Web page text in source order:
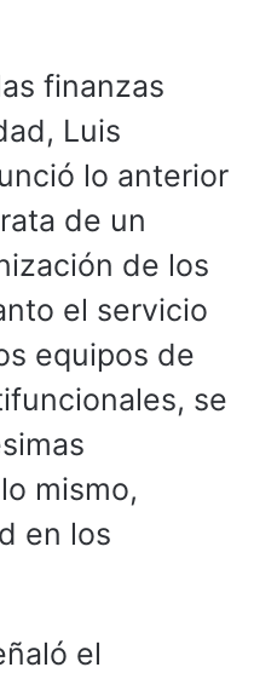
finanzas
Luis
lo anterior
de un
de los
el servicio
equipos de
se
mismo,
en los
el